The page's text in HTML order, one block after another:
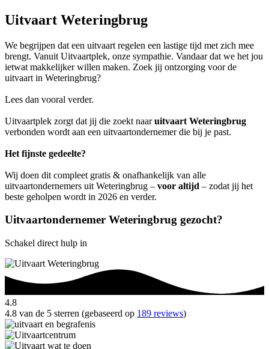
Uitvaart Weteringbrug
We begrijpen dat een uitvaart regelen een lastige tijd met zich mee
brengt. Vanuit Uitvaartplek, onze sympathie. Vandaar dat we het jou
ietwat makkelijker willen maken. Zoek jij ontzorging voor de
uitvaart in Weteringbrug?
Lees dan vooral verder.
Uitvaartplek zorgt dat jij die zoekt naaruitvaart Weteringbrug
verbonden wordt aan een uitvaartondernemer die bij je past.
Het fijnste gedeelte?
Wij doen dit compleet gratis & onafhankelijk van alle
uitvaartondernemers uit Weteringbrug – voor altijd – zodat jij het
beste geholpen wordt in 2026 en verder.
Uitvaartondernemer Weteringbrug gezocht?
Schakel direct hulp in
4.8
4.8 van de 5 sterren (gebaseerd op 189 reviews)